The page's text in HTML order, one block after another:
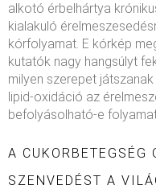
alkotó érbelhártya
kialakuló
kórfolyamat. E kórkép
kutatók nagy hangsúlyt
milyen szerepet
lipid-oxidáció az
befolyásolható-e folyamat
A CUKORBETEGSÉG
SZENVEDÉST A